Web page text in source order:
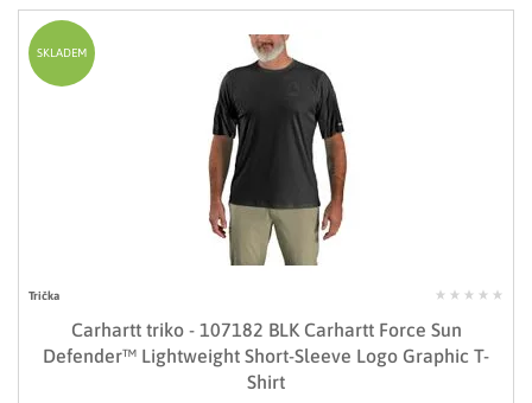
Trička
Carhartt triko - 107182 BLK Carhartt Force Sun
Defender™ Lightweight Short-Sleeve Logo Graphic T-
Shirt
SKLADEM